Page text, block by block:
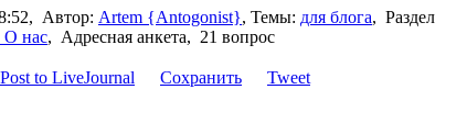
Автор: Artem {Antogonist}, Темы: для блога, Раздел
О нас, Адресная анкета, 21 вопрос
Сохранить Tweet